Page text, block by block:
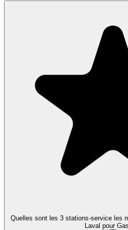
Quelles sont les 3 stations-service les moins chères
Laval pour